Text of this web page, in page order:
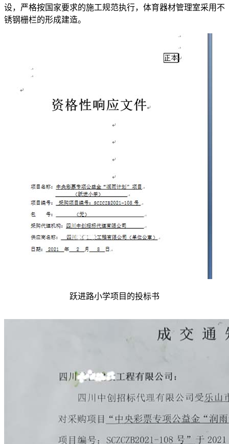
设，严格按国家要求的施工规范执行，体育器材管理室采用不
锈钢栅栏的形成建造。
跃进路小学项目的投标书